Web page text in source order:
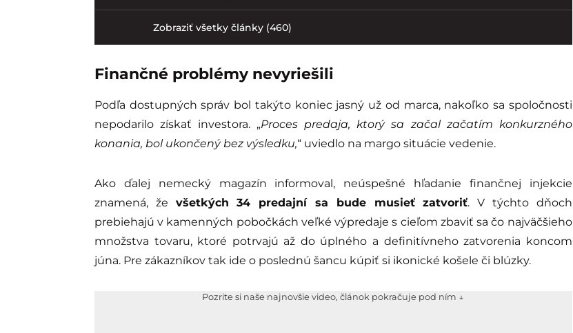
Zobraziť všetky články (460)
Finančné problémy nevyriešili
Podľa dostupných správ bol takýto koniec jasný už od marca, nakoľko sa spoločnosti
nepodarilo získať investora. „Proces predaja, ktorý sa začal začatím konkurzného
konania, bol ukončený bez výsledku,“ uviedlo na margo situácie vedenie.
Ako ďalej nemecký magazín informoval, neúspešné hľadanie finančnej injekcie
znamená, že všetkých 34 predajní sa bude musieť zatvoriť. V týchto dňoch
prebiehajú v kamenných pobočkách veľké výpredaje s cieľom zbaviť sa čo najväčšieho
množstva tovaru, ktoré potrvajú až do úplného a definitívneho zatvorenia koncom
júna. Pre zákazníkov tak ide o poslednú šancu kúpiť si ikonické košele či blúzky.
Pozrite si naše najnovšie video, článok pokračuje pod ním ↓